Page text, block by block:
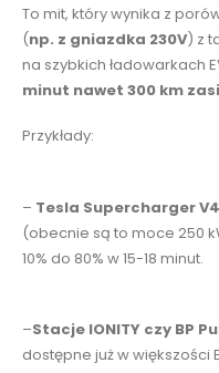
To mit, który wynika z
(np. z gniazdka 230V) z
na szybkich ładowarkach
minut nawet 300 km
Przykłady:
– Tesla Supercharger V4
(obecnie są to moce 250
10% do 80% w 15-18 minut.
–Stacje IONITY czy BP
dostępne już w większości